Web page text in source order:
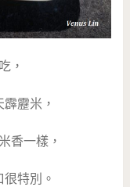
，
靂米，
香一樣，
特別。